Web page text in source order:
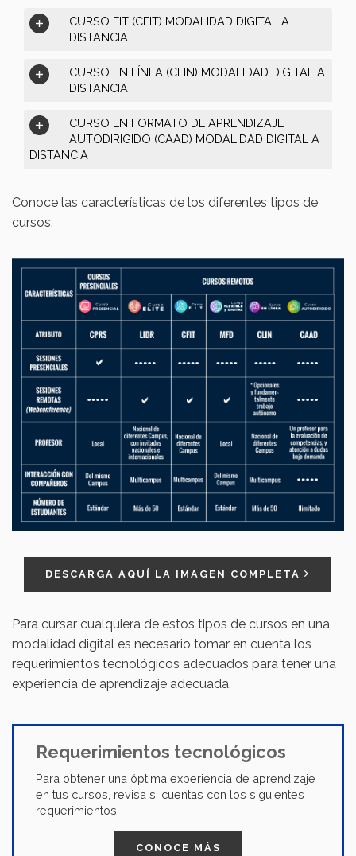
CURSO FIT (CFIT) MODALIDAD DIGITAL A
DISTANCIA
CURSO EN LÍNEA (CLIN) MODALIDAD DIGITAL A
DISTANCIA
CURSO EN FORMATO DE APRENDIZAJE
AUTODIRIGIDO (CAAD) MODALIDAD DIGITAL A
DISTANCIA
Conoce las características de los diferentes tipos de
cursos:
DESCARGA AQUÍ LA IMAGEN COMPLETA
Para cursar cualquiera de estos tipos de cursos en una
modalidad digital es necesario tomar en cuenta los
requerimientos tecnológicos adecuados para tener una
experiencia de aprendizaje adecuada.
Requerimientos tecnológicos
Para obtener una óptima experiencia de aprendizaje
en tus cursos, revisa si cuentas con los siguientes
requerimientos.
CONOCE MÁS